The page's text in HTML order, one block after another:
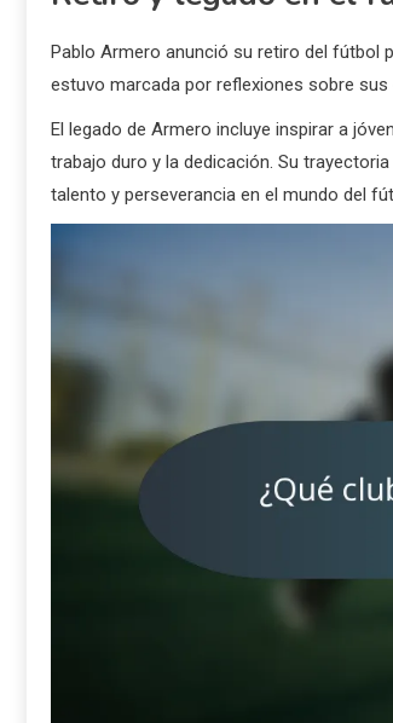
Pablo Armero anunció su retiro del fútbol
estuvo marcada por reflexiones sobre
El legado de Armero incluye inspirar a
trabajo duro y la dedicación. Su
talento y perseverancia en el mundo del